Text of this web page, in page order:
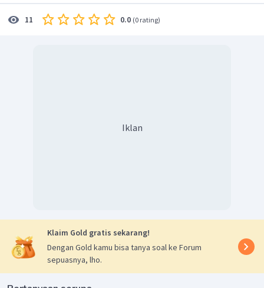
11 0.0 (0 rating)
Iklan
Klaim Gold gratis sekarang!
Dengan Gold kamu bisa tanya soal ke Forum
sepuasnya, lho.